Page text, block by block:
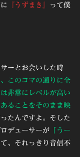
『うずまき』
って僕
ーとお会いした時
このコマの通りに全
非常にレベルが高い
ることをそのまま映
たんですよ。そした
デューサーが「うー
、それっきり音信不